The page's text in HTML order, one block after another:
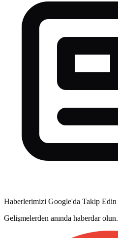
Haberlerimizi Google'da Takip Edin
Gelişmelerden anında haberdar olun.